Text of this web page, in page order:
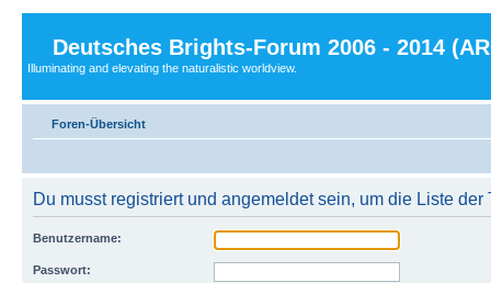
Deutsches Brights-Forum 2006 - 2014
Illuminating and elevating the naturalistic worldview.
Foren-Übersicht
Du musst registriert und angemeldet sein, um die Liste
Benutzername:
Passwort: